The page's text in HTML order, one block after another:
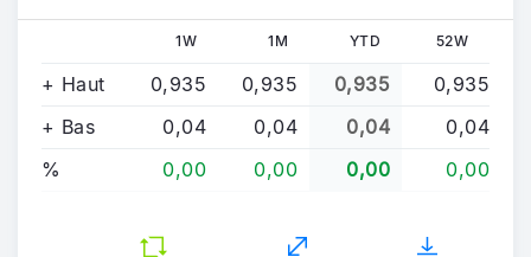
1W 1M YTD 52W
+ Haut 0,935 0,935 0,935
0,935
+ Bas
0,04 0,04 0,04
0,04
%
0,00 0,00 0,00 0,00